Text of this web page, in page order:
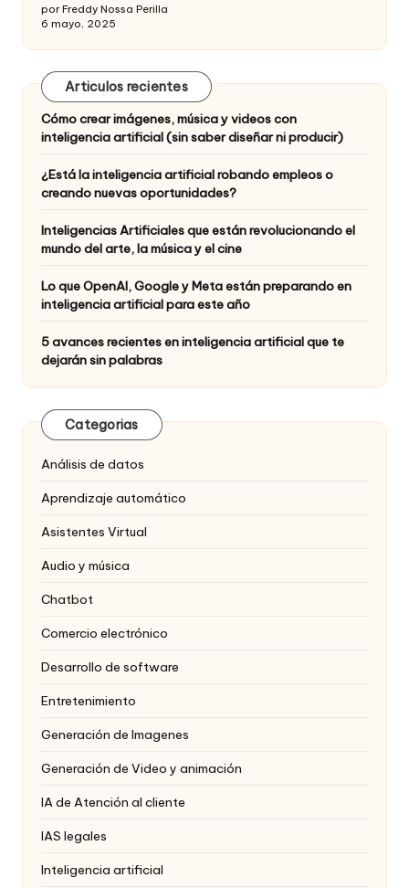
por Freddy Nossa Perilla
6 mayo, 2025
Articulos recientes
Cómo crear imágenes, música y videos con
inteligencia artificial (sin saber diseñar ni producir)
¿Está la inteligencia artificial robando empleos o
creando nuevas oportunidades?
Inteligencias Artificiales que están revolucionando el
mundo del arte, la música y el cine
Lo que OpenAI, Google y Meta están preparando en
inteligencia artificial para este año
5 avances recientes en inteligencia artificial que te
dejarán sin palabras
Categorias
Análisis de datos
Aprendizaje automático
Asistentes Virtual
Audio y música
Chatbot
Comercio electrónico
Desarrollo de software
Entretenimiento
Generación de Imagenes
Generación de Video y animación
IA de Atención al cliente
IAS legales
Inteligencia artificial